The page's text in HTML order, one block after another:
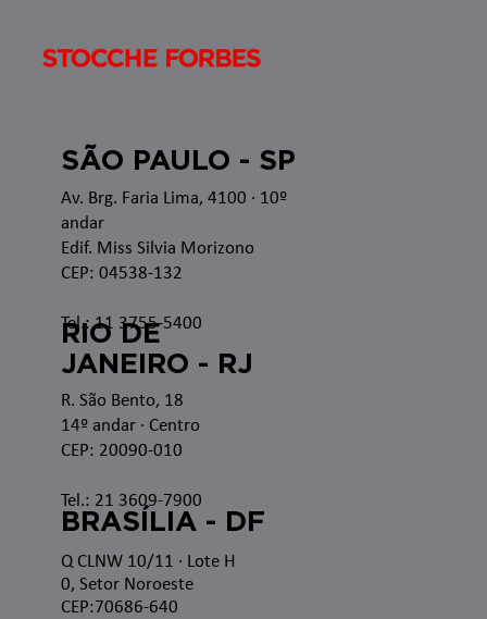
Av. Brg. Faria Lima, 4100 · 10º
andar
Edif. Miss Silvia Morizono
CEP: 04538-132
Tel.: 11 3755-5400
SÃO PAULO - SP
RIO DE
JANEIRO - RJ
R. São Bento, 18
14º andar · Centro
CEP: 20090-010
Tel.: 21 3609-7900
Q CLNW 10/11 · Lote H
0, Setor Noroeste
CEP:70686-640
BRASÍLIA - DF